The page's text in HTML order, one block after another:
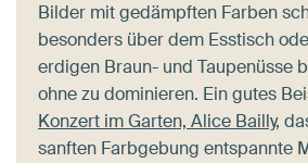
Bilder mit gedämpften Farben
besonders über dem Esstisch
erdigen Braun- und Taupenüsse
ohne zu dominieren. Ein gutes
Konzert im Garten, Alice Bailly,
sanften Farbgebung entspannte